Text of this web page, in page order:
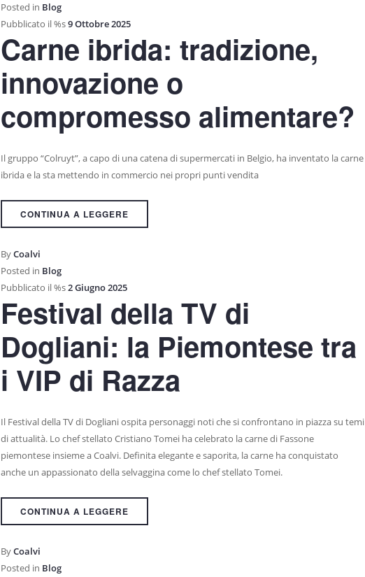
Posted in Blog
Pubblicato il %s9 Ottobre 2025
Carne ibrida: tradizione,
innovazione o
compromesso alimentare?
Il gruppo “Colruyt”, a capo di una catena di supermercati in Belgio, ha inventato la carne
ibrida e la sta mettendo in commercio nei propri punti vendita
CONTINUA A LEGGERE
ByCoalvi
Posted in Blog
Pubblicato il %s2 Giugno 2025
Festival della TV di
Dogliani: la Piemontese tra
i VIP di Razza
Il Festival della TV di Dogliani ospita personaggi noti che si confrontano in piazza su temi
di attualità. Lo chef stellato Cristiano Tomei ha celebrato la carne di Fassone
piemontese insieme a Coalvi. Definita elegante e saporita, la carne ha conquistato
anche un appassionato della selvaggina come lo chef stellato Tomei.
CONTINUA A LEGGERE
ByCoalvi
Posted in Blog